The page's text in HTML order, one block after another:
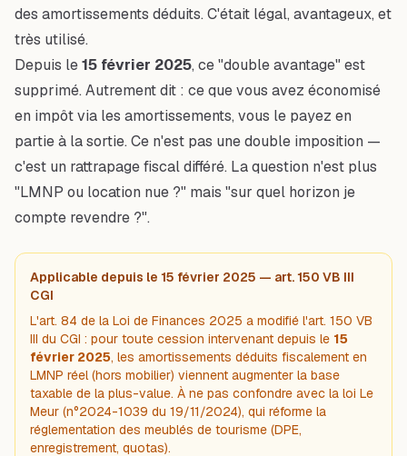
des amortissements déduits. C'était légal, avantageux, et
très utilisé.
Depuis le15 février 2025, ce "double avantage" est
supprimé. Autrement dit : ce que vous avez économisé
en impôt via les amortissements, vous le payez en
partie à la sortie. Ce n'est pas une double imposition —
c'est un rattrapage fiscal différé. La question n'est plus
"LMNP ou location nue ?" mais "sur quel horizon je
compte revendre ?".
Applicable depuis le 15 février 2025 — art. 150 VB III
CGI
L'art. 84 de la Loi de Finances 2025 a modifié l'art. 150 VB
III du CGI : pour toute cession intervenant depuis le 15
février 2025, les amortissements déduits fiscalement en
LMNP réel (hors mobilier) viennent augmenter la base
taxable de la plus-value. À ne pas confondre avec la loi Le
Meur (n°2024-1039 du 19/11/2024), qui réforme la
réglementation des meublés de tourisme (DPE,
enregistrement, quotas).